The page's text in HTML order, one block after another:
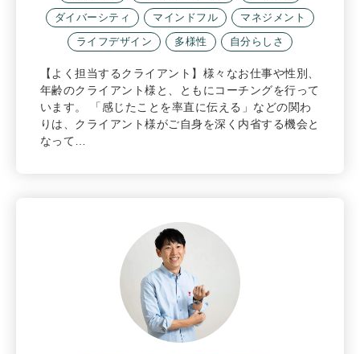
ダイバーシティ
マインドフル
マネジメント
ライフデザイン
多様性 自分らしさ
【よく担当するクライアント】様々なお仕事や性別、
年齢のクライアント様と、ともにコーチングを行って
います。 「感じたことを率直に伝える」などの関わ
りは、クライアント様がご自身を深く内省する機会と
なって…